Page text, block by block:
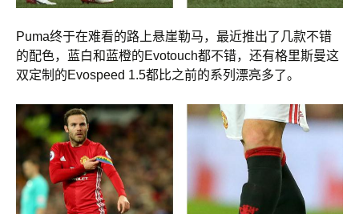
Puma终于在难看的路上悬崖勒马，最近推出了几款不错
的配色，蓝白和蓝橙的Evotouch都不错，还有格里斯曼这
双定制的Evospeed 1.5都比之前的系列漂亮多了。